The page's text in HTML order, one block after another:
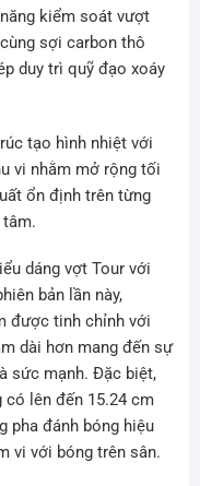
kiểm soát vượt
sợi carbon thô
duy trì quỹ đạo xoáy
tạo hình nhiệt với
vi nhằm mở rộng tối
ổn định trên từng
dáng vợt Tour với
bản lần này,
được tinh chỉnh với
dài hơn mang đến sự
sức mạnh. Đặc biệt,
lên đến 15.24 cm
pha đánh bóng hiệu
vi với bóng trên sân.